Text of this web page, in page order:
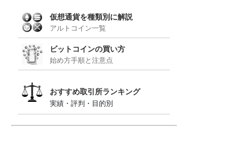
仮想通貨を種類別に解説
アルトコイン一覧
ビットコインの買い方
始め方手順と注意点
おすすめ取引所ランキング
実績・評判・目的別